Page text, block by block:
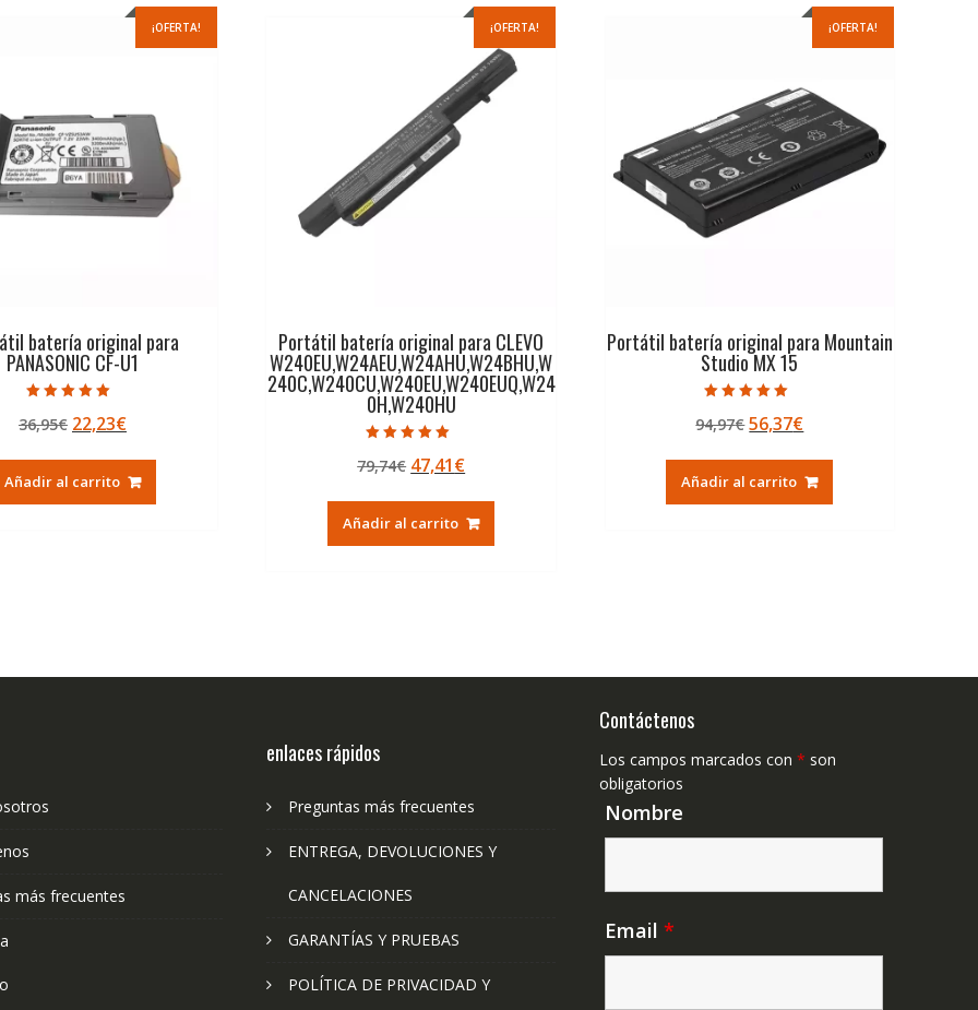
¡OFERTA!
batería original para
PANASONIC CF-U1
5.00
de 5
36,95€ El
original
era:
22,23€El
actual
es:
Añadir al carrito
¡OFERTA!
Portátil batería original para CLEVO
W240EU,W24AEU,W24AHU,W24BHU,W
240C,W240CU,W240EU,W240EUQ,W24
0H,W240HU
5.00
de 5
79,74€ El
original
era:
47,41€El
actual
es:
Añadir al carrito
¡OFERTA!
Portátil batería original para Mountain
Studio MX 15
5.00
de 5
94,97€El
original
era:
56,37€El
actual
es:
Añadir al carrito
más frecuentes
enlaces rápidos
Preguntas más frecuentes
ENTREGA, DEVOLUCIONES Y
CANCELACIONES
GARANTÍAS Y PRUEBAS
POLÍTICA DE PRIVACIDAD Y
Contáctenos
Los campos marcados con * son
obligatorios
Nombre
Email *